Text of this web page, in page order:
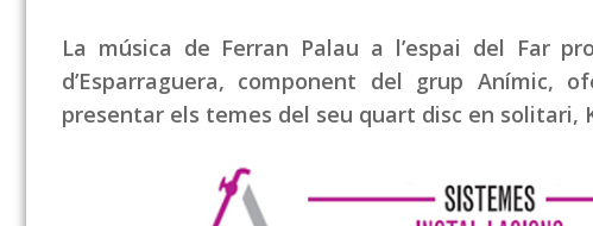
La música de Ferran Palau a l’espai del Far
d’Esparraguera, component del grup
presentar els temes del seu quart disc en solitari,